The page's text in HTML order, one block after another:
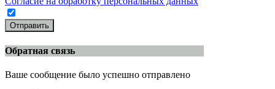
Отправить
Обратная связь
Ваше сообщение было успешно отправлено